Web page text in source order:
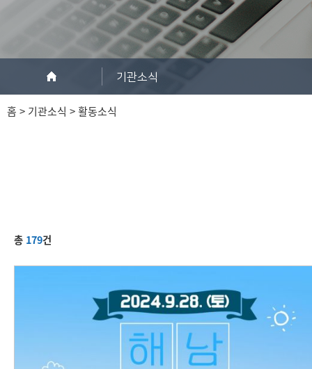
기관소식
홈 > 기관소식 > 활동소식
총 179건